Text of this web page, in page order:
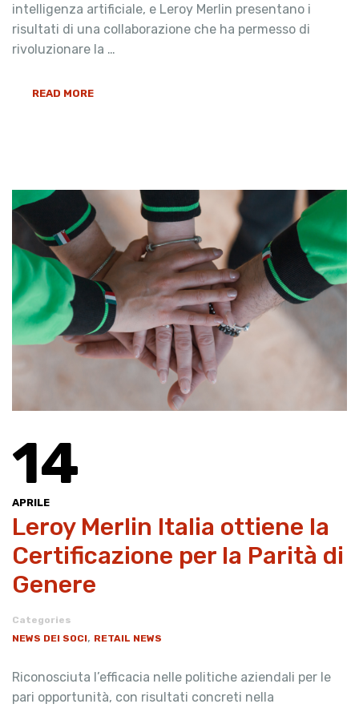
intelligenza artificiale, e Leroy Merlin presentano i
risultati di una collaborazione che ha permesso di
rivoluzionare la …
READ MORE
14
APRILE
Leroy Merlin Italia ottiene la
Certificazione per la Parità di
Genere
Categories
NEWS DEI SOCI, RETAIL NEWS
Riconosciuta l’efficacia nelle politiche aziendali per le
pari opportunità, con risultati concreti nella